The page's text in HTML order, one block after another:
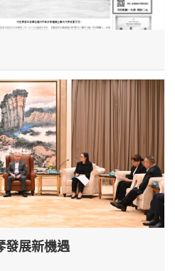
發展新機遇